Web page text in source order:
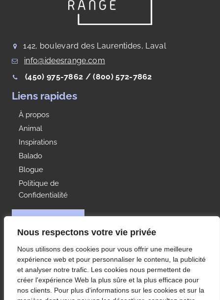
Nous respectons votre vie privée
Nous utilisons des cookies pour vous offrir une meilleure
expérience web et pour personnaliser le contenu, la publicité
et analyser notre trafic. Les cookies nous permettent de
créer l'expérience Web la plus sûre et la plus efficace pour
nos clients. Pour plus d'informations sur les cookies et sur la
142, boulevard des Laurentides, Laval
info@ideesrange.com
(450) 975-7862 / (800) 572-7862
Liens rapides
À propos
Animal
Inspirations
Balado
Blogue
Politique de
Confidentialité
À votre service depuis 1992, Les Rangements Idées-
Range est votre partenaire de choix pour
l’aménagement des rangements de votre condo ou
maison à Montréal et ses environs.